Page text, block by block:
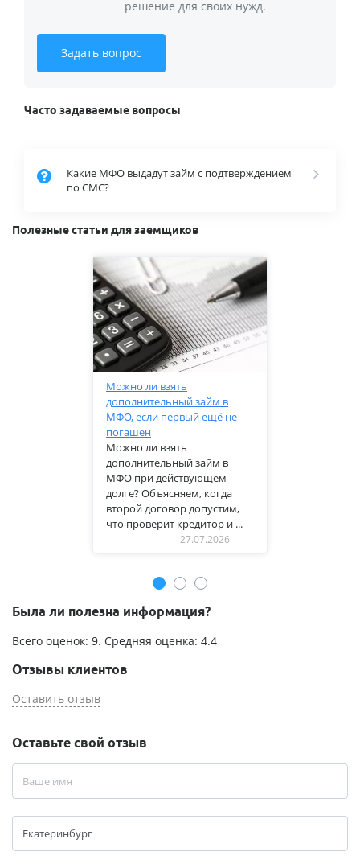
решение для своих нужд.
Задать вопрос
Часто задаваемые вопросы
Какие МФО выдадут займ с подтверждением
по СМС?
Полезные статьи для заемщиков
Можно ли взять
дополнительный займ в
МФО, если первый ещё не
погашен
Можно ли взять
дополнительный займ в
МФО при действующем
долге? Объясняем, когда
второй договор допустим,
что проверит кредитор и ...
27.07.2026
Была ли полезна информация?
Всего оценок: 9. Средняя оценка: 4.4
Отзывы клиентов
Оставить отзыв
Оставьте свой отзыв